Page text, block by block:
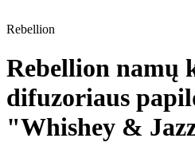
Rebellion
Rebellion namų
difuzoriaus
"Whishey &